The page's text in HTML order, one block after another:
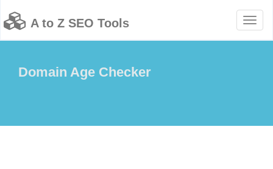
A to Z SEO Tools
Domain Age Checker